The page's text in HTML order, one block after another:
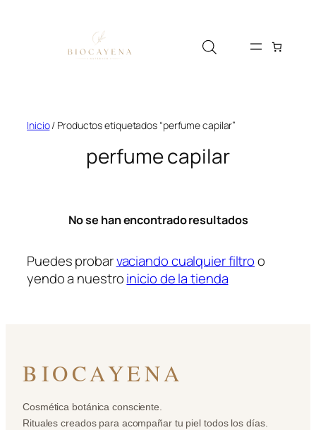
Inicio/ Productos etiquetados “perfume capilar”
perfume capilar
No se han encontrado resultados
Puedes probarvaciando cualquier filtroo
yendo a nuestroinicio de la tienda
BIOCAYENA
Cosmética botánica consciente.
Rituales creados para acompañar tu piel todos los días.